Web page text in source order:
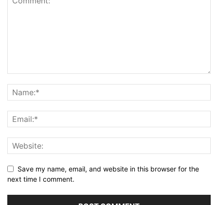
Save my name, email, and website in this browser for the
next time I comment.